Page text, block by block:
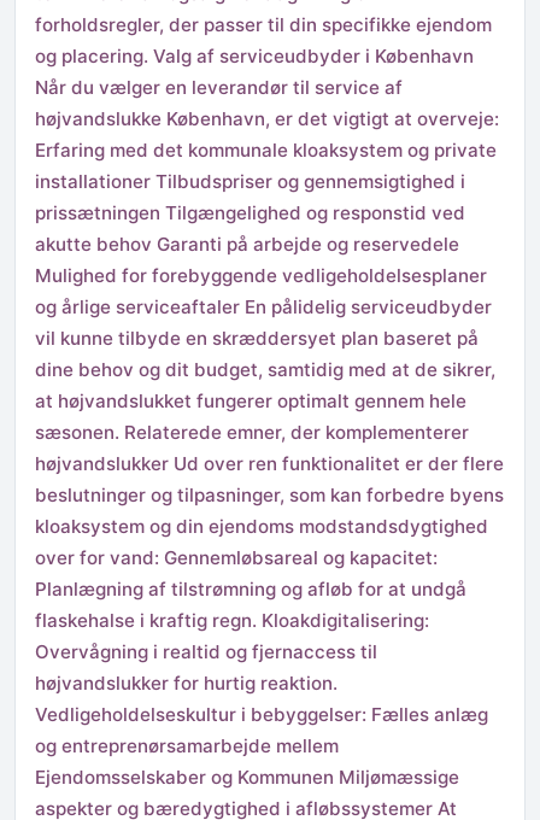
forholdsregler, der passer til din specifikke ejendom
og placering. Valg af serviceudbyder i København
Når du vælger en leverandør til service af
højvandslukke København, er det vigtigt at overveje:
Erfaring med det kommunale kloaksystem og private
installationer Tilbudspriser og gennemsigtighed i
prissætningen Tilgængelighed og responstid ved
akutte behov Garanti på arbejde og reservedele
Mulighed for forebyggende vedligeholdelsesplaner
og årlige serviceaftaler En pålidelig serviceudbyder
vil kunne tilbyde en skræddersyet plan baseret på
dine behov og dit budget, samtidig med at de sikrer,
at højvandslukket fungerer optimalt gennem hele
sæsonen. Relaterede emner, der komplementerer
højvandslukker Ud over ren funktionalitet er der flere
beslutninger og tilpasninger, som kan forbedre byens
kloaksystem og din ejendoms modstandsdygtighed
over for vand: Gennemløbsareal og kapacitet:
Planlægning af tilstrømning og afløb for at undgå
flaskehalse i kraftig regn. Kloakdigitalisering:
Overvågning i realtid og fjernaccess til
højvandslukker for hurtig reaktion.
Vedligeholdelseskultur i bebyggelser: Fælles anlæg
og entreprenørsamarbejde mellem
Ejendomsselskaber og Kommunen Miljømæssige
aspekter og bæredygtighed i afløbssystemer At